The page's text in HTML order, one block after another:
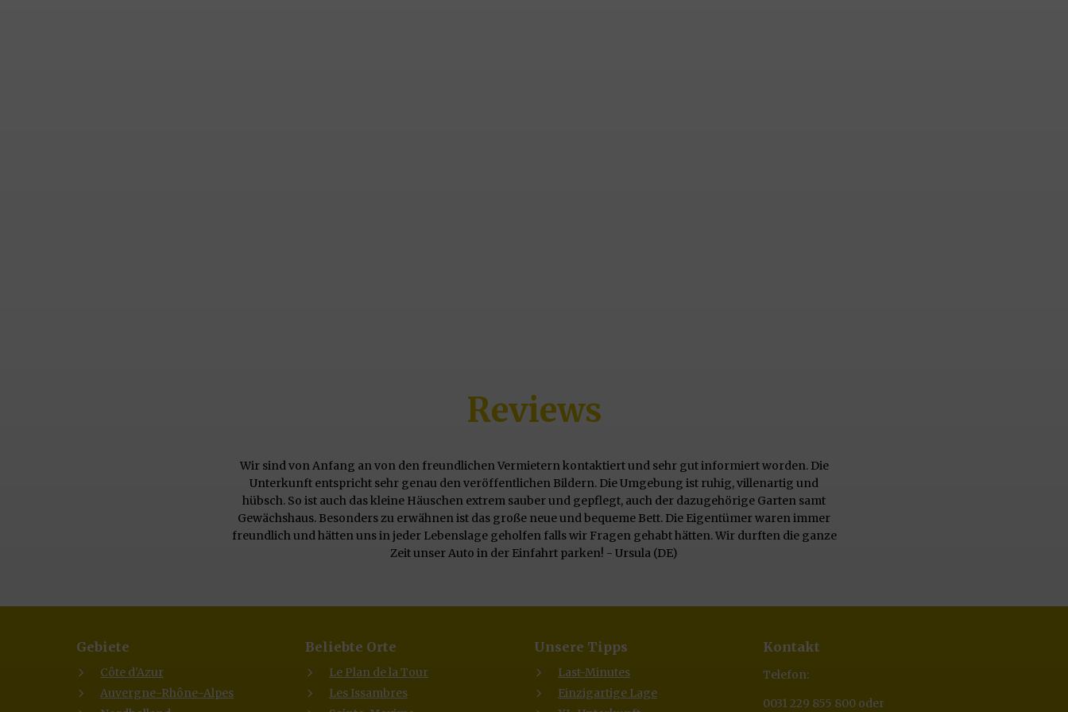
Reviews
Wir sind von Anfang an von den freundlichen Vermietern kontaktiert und sehr gut informiert worden. Die
Unterkunft entspricht sehr genau den veröffentlichen Bildern. Die Umgebung ist ruhig, villenartig und
hübsch. So ist auch das kleine Häuschen extrem sauber und gepflegt, auch der dazugehörige Garten samt
Gewächshaus. Besonders zu erwähnen ist das große neue und bequeme Bett. Die Eigentümer waren immer
freundlich und hätten uns in jeder Lebenslage geholfen falls wir Fragen gehabt hätten. Wir durften die ganze
Zeit unser Auto in der Einfahrt parken! - Ursula (DE)
Gebiete
Côte d'Azur
Auvergne-Rhône-Alpes
Beliebte Orte
Le Plan de la Tour
Les Issambres
Unsere Tipps
Last-Minutes
Einzigartige Lage
Kontakt
Telefon:
0031 229 855 800 oder